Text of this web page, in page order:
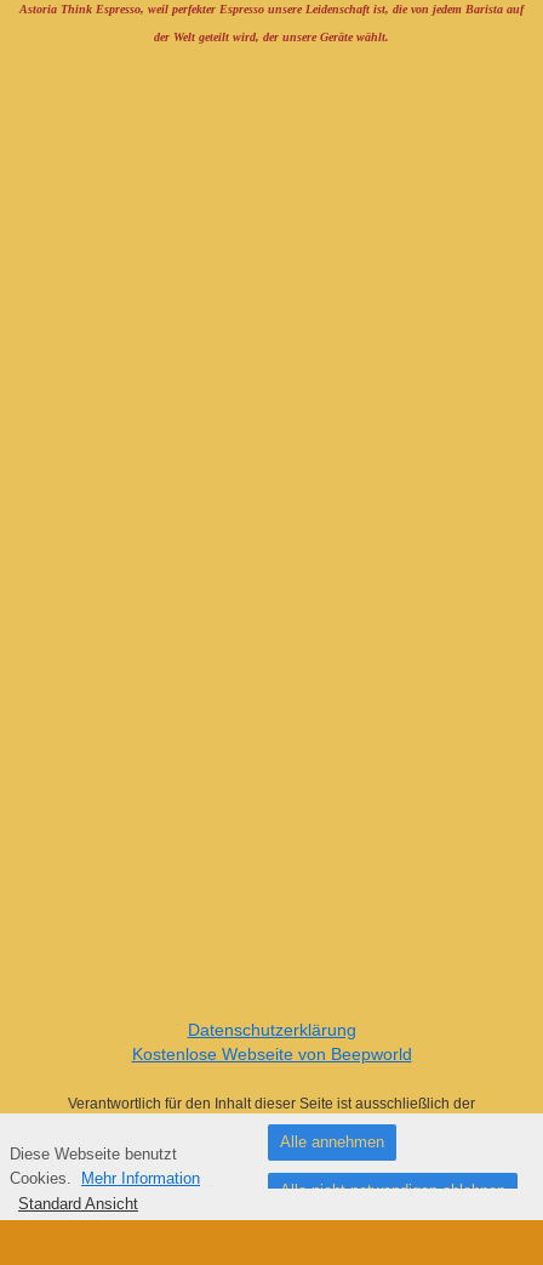
Astoria Think Espresso, weil perfekter Espresso unsere Leidenschaft ist, die von jedem Barista auf
der Welt geteilt wird, der unsere Geräte wählt.
Datenschutzerklärung
Kostenlose Webseite von Beepworld
Verantwortlich für den Inhalt dieser Seite ist ausschließlich der
Autor dieser Homepage, kontaktierbar überdieses Formular!
Fußzeile
Standard Ansicht
Diese Webseite benutzt
Cookies.
Mehr Information
Alle annehmen
Alle nicht notwendigen ablehnen